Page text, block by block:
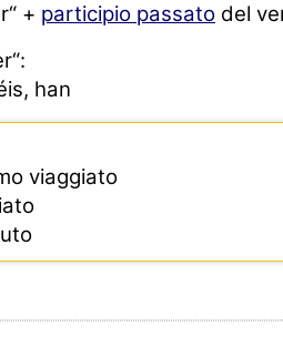
+ participio passato del
han
viaggiato